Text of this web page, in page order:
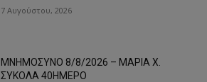
7 Αυγούστου, 2026
ΜΝΗΜΟΣΥΝΟ 8/8/2026 – ΜΑΡΙΑ Χ.
ΣΥΚΟΛΑ 40ΗΜΕΡΟ